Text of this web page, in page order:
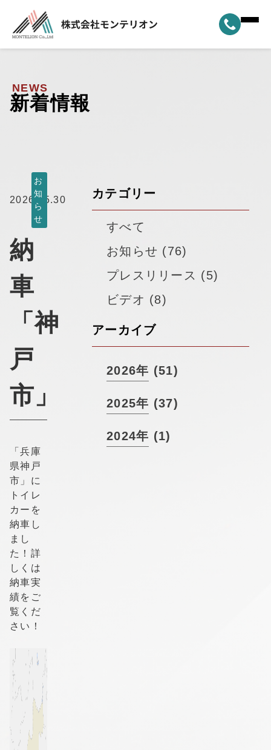
ホーム
選ばれる理由
納車実績
モンテリオンについて ▼
新着情報
採用情報
NEWS
新着情報
2026.05.30
お
知
ら
せ
納
車
「神
戸
市」
「兵庫
県神戸
市」に
トイレ
カーを
納車し
まし
た！詳
しくは
納車実
績をご
覧くだ
さい！
カテゴリー
すべて
お知らせ (76)
プレスリリース (5)
ビデオ (8)
アーカイブ
2026年 (51)
2025年 (37)
2024年 (1)